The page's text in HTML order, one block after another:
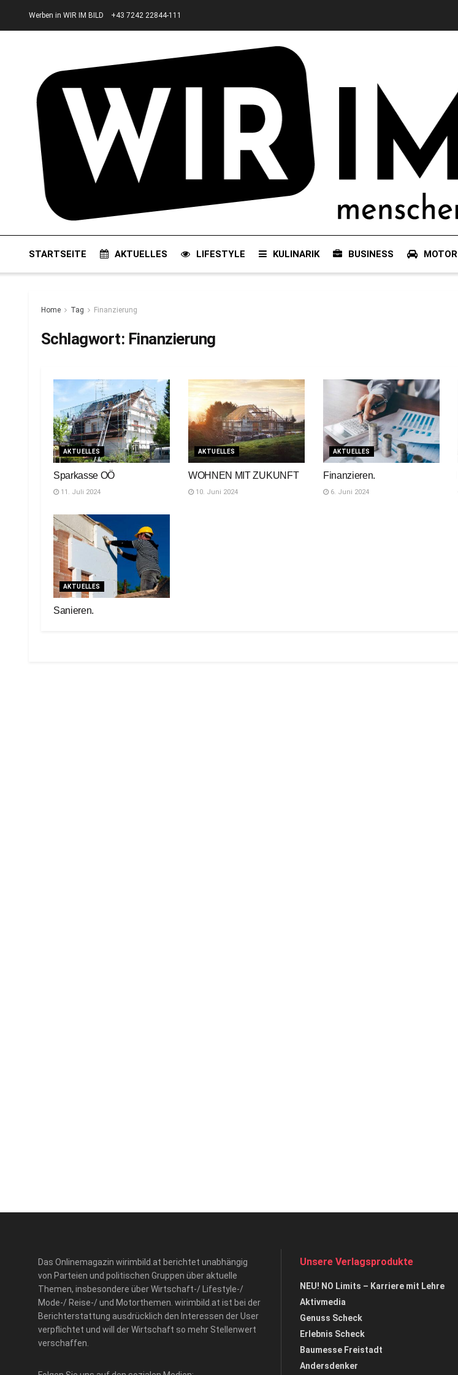
Werben in WIR IM BILD +43 7242 22844-111
STARTSEITE AKTUELLES LIFESTYLE KULINARIK BUSINESS MOTOR
Home Tag Finanzierung
Schlagwort: Finanzierung
AKTUELLES
Sparkasse OÖ
11. Juli 2024
AKTUELLES
WOHNEN MIT ZUKUNFT
10. Juni 2024
AKTUELLES
Finanzieren.
6. Juni 2024
AKTUELLES
Sanieren.
Das Onlinemagazin wirimbild.at berichtet unabhängig
von Parteien und politischen Gruppen über aktuelle
Themen, insbesondere über Wirtschaft-/ Lifestyle-/
Mode-/ Reise-/ und Motorthemen. wirimbild.at ist bei der
Berichterstattung ausdrücklich den Interessen der User
verpflichtet und will der Wirtschaft so mehr Stellenwert
verschaffen.
Unsere Verlagsprodukte
NEU! NO Limits – Karriere mit Lehre
Aktivmedia
Genuss Scheck
Erlebnis Scheck
Baumesse Freistadt
Andersdenker